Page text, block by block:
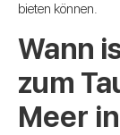
bieten können.
Wann
zum
Meer